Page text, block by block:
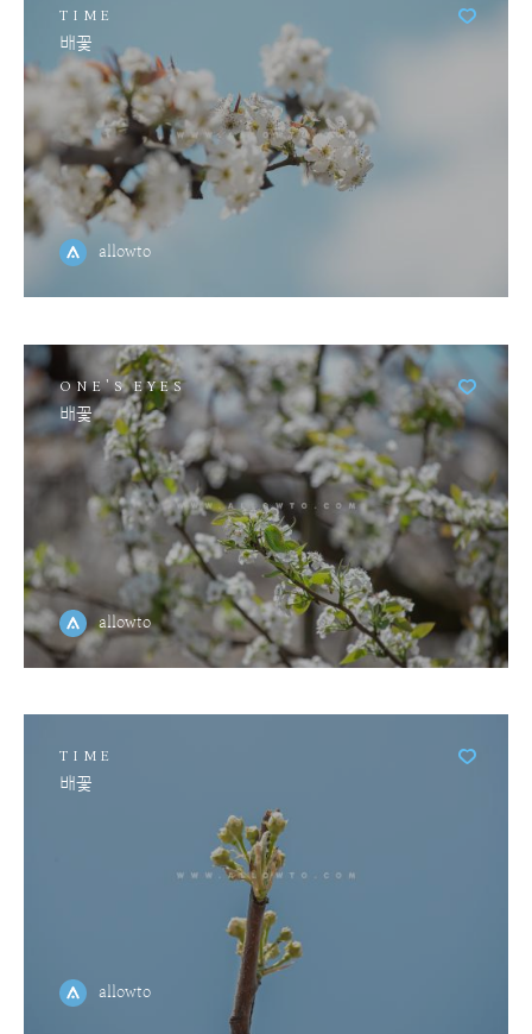
TIME
배꽃
allowto
ONE'S EYES
배꽃
allowto
TIME
배꽃
allowto